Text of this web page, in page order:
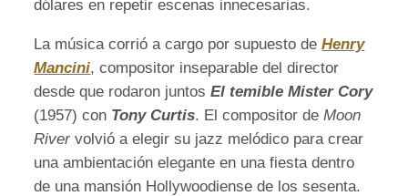
dólares en repetir escenas innecesarias.
La música corrió a cargo por supuesto deHenry
Mancini, compositor inseparable del director
desde que rodaron juntosEl temible Mister Cory
(1957) con Tony Curtis. El compositor deMoon
River volvió a elegir su jazz melódico para crear
una ambientación elegante en una fiesta dentro
de una mansión Hollywoodiense de los sesenta.